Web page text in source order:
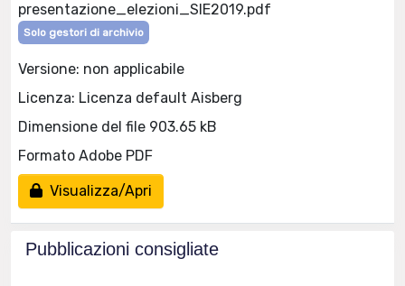
presentazione_elezioni_SIE2019.pdf
Solo gestori di archivio
Versione: non applicabile
Licenza: Licenza default Aisberg
Dimensione del file 903.65 kB
Formato Adobe PDF
Visualizza/Apri
Pubblicazioni consigliate